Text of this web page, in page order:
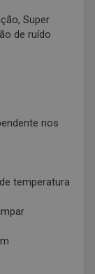
Super
de ruído
nos
temperatura